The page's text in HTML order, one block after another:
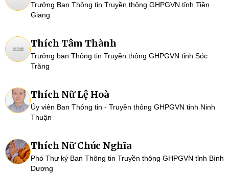
Trưởng Ban Thông tin Truyền thông GHPGVN tỉnh Tiền
Giang
Thích Tâm Thành
Trưởng ban Thông tin Truyền thông GHPGVN tỉnh Sóc
Trăng
Thích Nữ Lệ Hoà
Ủy viên Ban Thông tin - Truyền thông GHPGVN tỉnh Ninh
Thuận
Thích Nữ Chúc Nghĩa
Phó Thư ký Ban Thông tin Truyền thông GHPGVN tỉnh Bình
Dương